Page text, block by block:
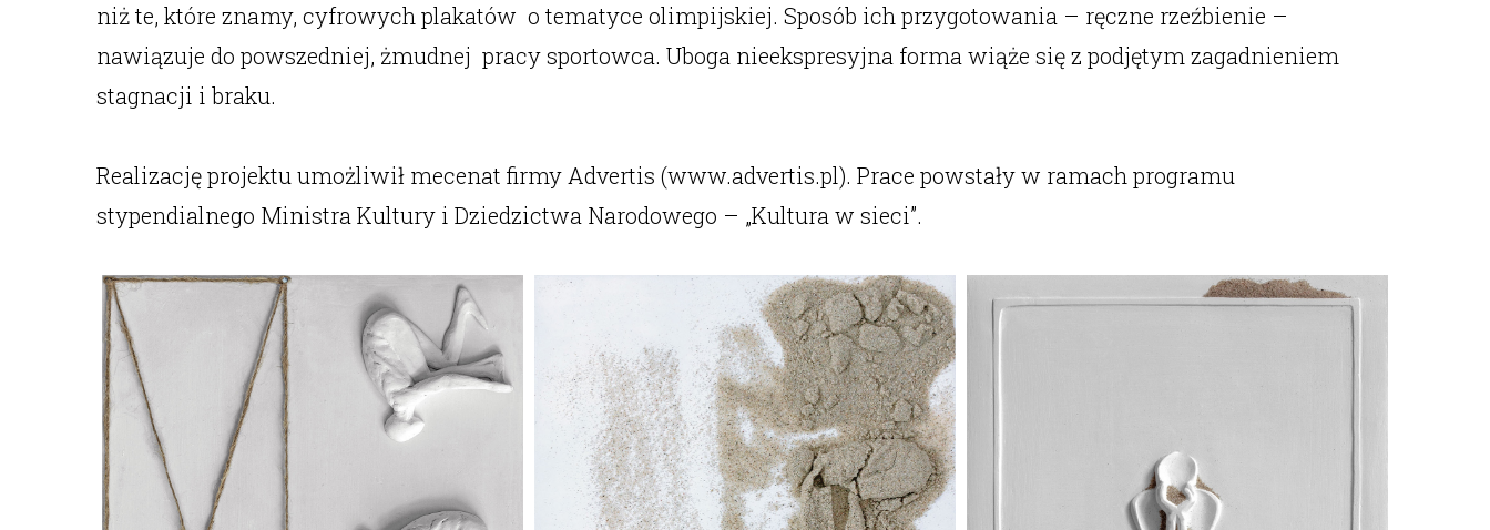
niż te, które znamy, cyfrowych plakatów o tematyce olimpijskiej. Sposób ich przygotowania – ręczne rzeźbienie –
nawiązuje do powszedniej, żmudnej pracy sportowca. Uboga nieekspresyjna forma wiąże się z podjętym zagadnieniem
stagnacji i braku.
Realizację projektu umożliwił mecenat firmy Advertis (www.advertis.pl). Prace powstały w ramach programu
stypendialnego Ministra Kultury i Dziedzictwa Narodowego – „Kultura w sieci”.